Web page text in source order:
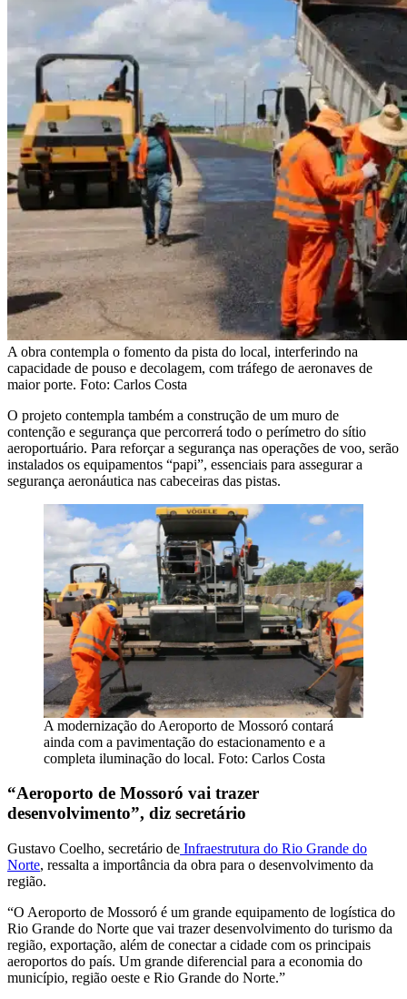
A obra contempla o fomento da pista do local, interferindo na
capacidade de pouso e decolagem, com tráfego de aeronaves de
maior porte. Foto: Carlos Costa
O projeto contempla também a construção de um muro de
contenção e segurança que percorrerá todo o perímetro do sítio
aeroportuário. Para reforçar a segurança nas operações de voo, serão
instalados os equipamentos “papi”, essenciais para assegurar a
segurança aeronáutica nas cabeceiras das pistas.
A modernização do Aeroporto de Mossoró contará
ainda com a pavimentação do estacionamento e a
completa iluminação do local. Foto: Carlos Costa
“Aeroporto de Mossoró vai trazer
desenvolvimento”, diz secretário
Gustavo Coelho, secretário de Infraestrutura do Rio Grande do
Norte, ressalta a importância da obra para o desenvolvimento da
região.
“O Aeroporto de Mossoró é um grande equipamento de logística do
Rio Grande do Norte que vai trazer desenvolvimento do turismo da
região, exportação, além de conectar a cidade com os principais
aeroportos do país. Um grande diferencial para a economia do
município, região oeste e Rio Grande do Norte.”